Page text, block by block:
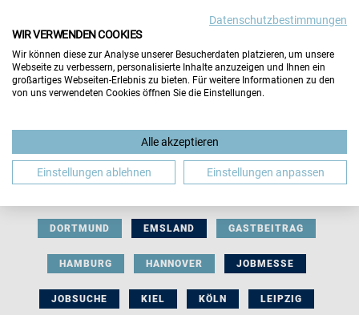
BERUFLICHE ORIENTIERUNG BEWERBUNG
DORTMUND EMSLAND GASTBEITRAG
HAMBURG HANNOVER JOBMESSE
JOBSUCHE KIEL KÖLN LEIPZIG
Datenschutzbestimmungen
WIR VERWENDEN COOKIES
Wir können diese zur Analyse unserer Besucherdaten platzieren, um unsere
Webseite zu verbessern, personalisierte Inhalte anzuzeigen und Ihnen ein
großartiges Webseiten-Erlebnis zu bieten. Für weitere Informationen zu den
von uns verwendeten Cookies öffnen Sie die Einstellungen.
Alle akzeptieren
Einstellungen ablehnen Einstellungen anpassen